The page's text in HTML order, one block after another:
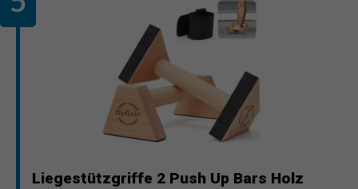
Liegestützgriffe 2 Push Up Bars Holz